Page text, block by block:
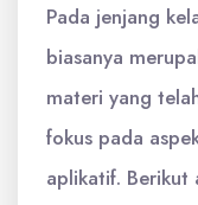
Pada jenjang
biasanya
materi yang
fokus pada
aplikatif. Berikut